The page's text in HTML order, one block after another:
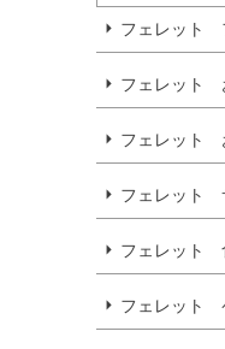
フェレット
フェレット
フェレット
フェレット
フェレット
フェレット